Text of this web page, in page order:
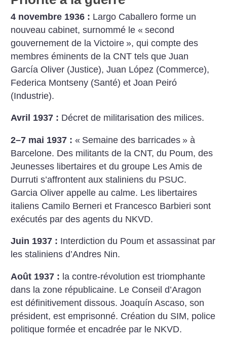
4 novembre 1936 : Largo Caballero forme un
nouveau cabinet, surnommé le « second
gouvernement de la Victoire », qui compte des
membres éminents de la CNT tels que Juan
García Oliver (Justice), Juan López (Commerce),
Federica Montseny (Santé) et Joan Peiró
(Industrie).
Avril 1937 : Décret de militarisation des milices.
2–7 mai 1937 : « Semaine des barricades » à
Barcelone. Des militants de la CNT, du Poum, des
Jeunesses libertaires et du groupe Les Amis de
Durruti s’affrontent aux staliniens du PSUC.
Garcia Oliver appelle au calme. Les libertaires
italiens Camilo Berneri et Francesco Barbieri sont
exécutés par des agents du NKVD.
Juin 1937 : Interdiction du Poum et assassinat par
les staliniens d’Andres Nin.
Août 1937 : la contre-révolution est triomphante
dans la zone républicaine. Le Conseil d’Aragon
est définitivement dissous. Joaquín Ascaso, son
président, est emprisonné. Création du SIM, police
politique formée et encadrée par le NKVD.